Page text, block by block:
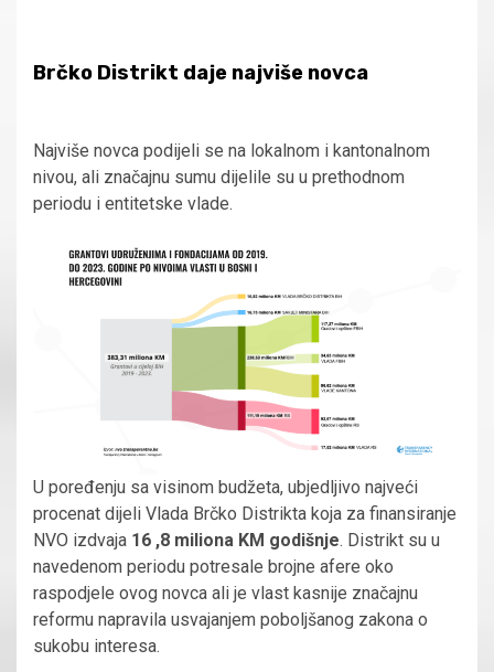
Brčko Distrikt daje najviše novca
Najviše novca podijeli se na lokalnom i kantonalnom
nivou, ali značajnu sumu dijelile su u prethodnom
periodu i entitetske vlade.
U poređenju sa visinom budžeta, ubjedljivo najveći
procenat dijeli Vlada Brčko Distrikta koja za finansiranje
NVO izdvaja 16 ,8 miliona KM godišnje. Distrikt su u
navedenom periodu potresale brojne afere oko
raspodjele ovog novca ali je vlast kasnije značajnu
reformu napravila usvajanjem poboljšanog zakona o
sukobu interesa.